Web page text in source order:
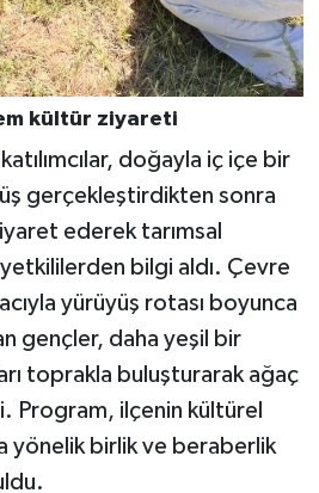
kültür ziyareti
doğayla iç içe bir
gerçekleştirdikten sonra
ederek tarımsal
bilgi aldı. Çevre
yürüyüş rotası boyunca
gençler, daha yeşil bir
toprakla buluşturarak ağaç
Program, ilçenin kültürel
yönelik birlik ve beraberlik